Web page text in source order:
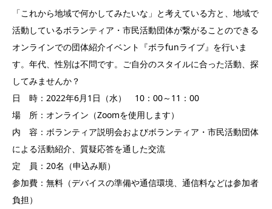
「これから地域で何かしてみたいな」と考えている方と、地域で
活動しているボランティア・市民活動団体が繋がることのできる
オンラインでの団体紹介イベント『ボラfunライブ』を行いま
す。年代、性別は不問です。ご自分のスタイルに合った活動、探
してみませんか？
日 時：2022年6月1日（水） 10：00～11：00
場 所：オンライン（Zoomを使用します）
内 容：ボランティア説明会およびボランティア・市民活動団体
による活動紹介、質疑応答を通した交流
定 員：20名（申込み順）
参加費：無料（デバイスの準備や通信環境、通信料などは参加者
負担）